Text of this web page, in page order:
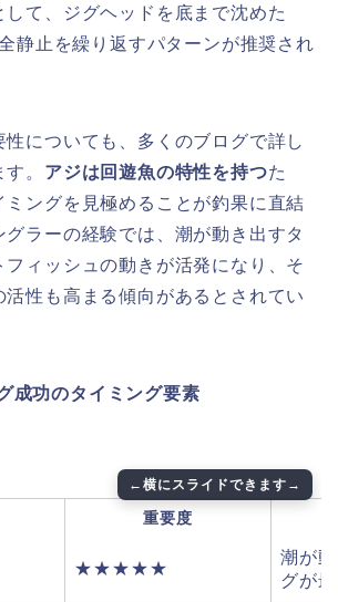
て、ジグヘッドを底まで沈めた
静止を繰り返すパターンが推奨され
性についても、多くのブログで詳し
。 アジは回遊魚の特性を持つた
ミングを見極めることが釣果に直結
グラーの経験では、潮が動き出すタ
フィッシュの動きが活発になり、そ
活性も高まる傾向があるとされてい
成功のタイミング要素
重要度
★★★★★
潮が
グが